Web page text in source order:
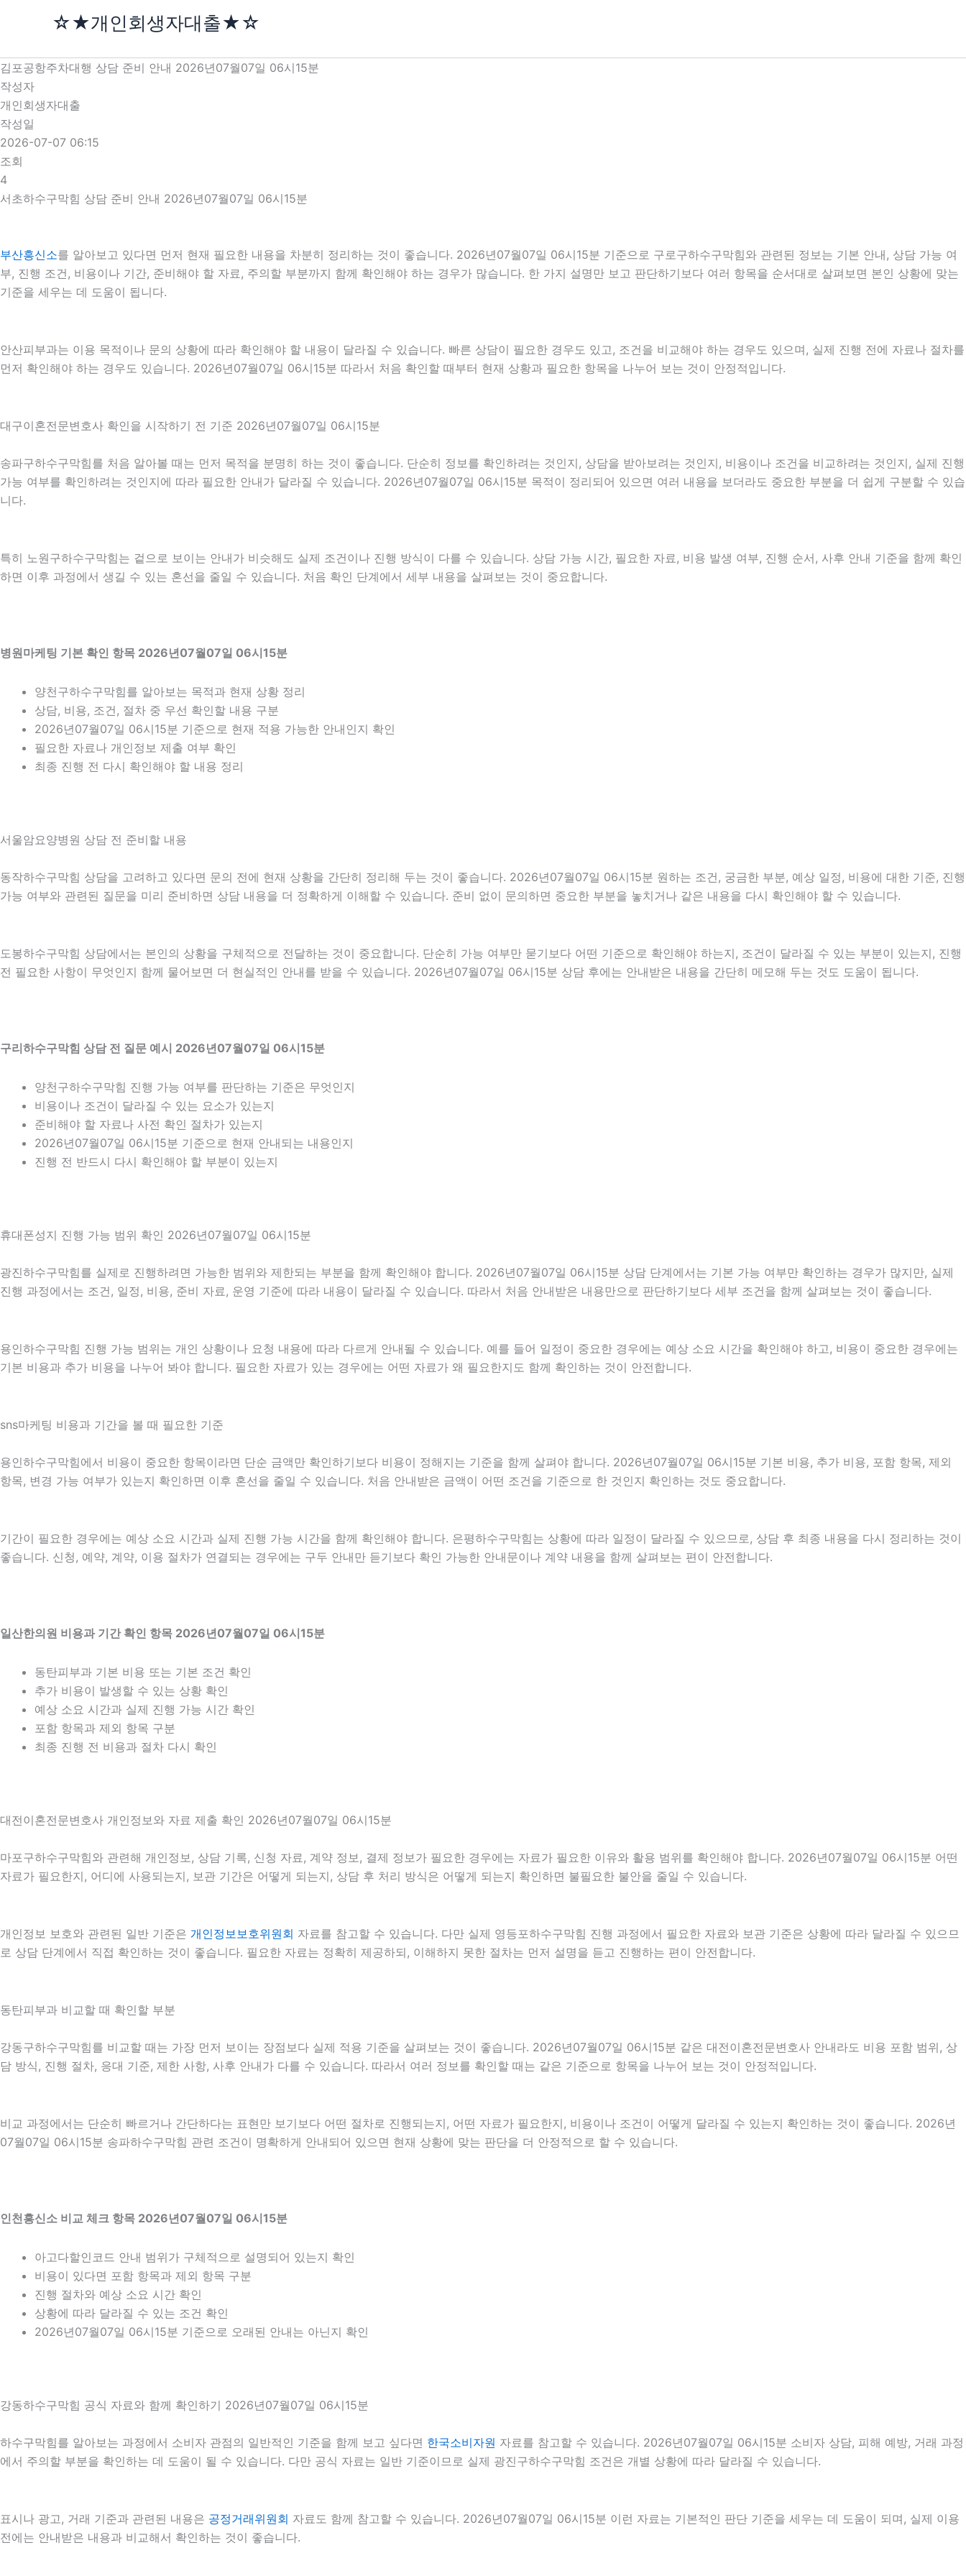
로
건
너
뛰
기
☆★개인회생자대출★☆
김포공항주차대행 상담 준비 안내 2026년07월07일 06시15분
작성자
개인회생자대출
작성일
2026-07-07 06:15
조회
4
서초하수구막힘 상담 준비 안내 2026년07월07일 06시15분
부산흥신소를 알아보고 있다면 먼저 현재 필요한 내용을 차분히 정리하는 것이 좋습니다. 2026년07월07일 06시15분 기준으로 구로구하수구막힘와 관련된 정보는 기본 안내, 상담 가능 여
부, 진행 조건, 비용이나 기간, 준비해야 할 자료, 주의할 부분까지 함께 확인해야 하는 경우가 많습니다. 한 가지 설명만 보고 판단하기보다 여러 항목을 순서대로 살펴보면 본인 상황에 맞는
기준을 세우는 데 도움이 됩니다.
안산피부과는 이용 목적이나 문의 상황에 따라 확인해야 할 내용이 달라질 수 있습니다. 빠른 상담이 필요한 경우도 있고, 조건을 비교해야 하는 경우도 있으며, 실제 진행 전에 자료나 절차를
먼저 확인해야 하는 경우도 있습니다. 2026년07월07일 06시15분 따라서 처음 확인할 때부터 현재 상황과 필요한 항목을 나누어 보는 것이 안정적입니다.
대구이혼전문변호사 확인을 시작하기 전 기준 2026년07월07일 06시15분
송파구하수구막힘를 처음 알아볼 때는 먼저 목적을 분명히 하는 것이 좋습니다. 단순히 정보를 확인하려는 것인지, 상담을 받아보려는 것인지, 비용이나 조건을 비교하려는 것인지, 실제 진행
가능 여부를 확인하려는 것인지에 따라 필요한 안내가 달라질 수 있습니다. 2026년07월07일 06시15분 목적이 정리되어 있으면 여러 내용을 보더라도 중요한 부분을 더 쉽게 구분할 수 있습
니다.
특히 노원구하수구막힘는 겉으로 보이는 안내가 비슷해도 실제 조건이나 진행 방식이 다를 수 있습니다. 상담 가능 시간, 필요한 자료, 비용 발생 여부, 진행 순서, 사후 안내 기준을 함께 확인
하면 이후 과정에서 생길 수 있는 혼선을 줄일 수 있습니다. 처음 확인 단계에서 세부 내용을 살펴보는 것이 중요합니다.
병원마케팅 기본 확인 항목 2026년07월07일 06시15분
양천구하수구막힘를 알아보는 목적과 현재 상황 정리
상담, 비용, 조건, 절차 중 우선 확인할 내용 구분
2026년07월07일 06시15분 기준으로 현재 적용 가능한 안내인지 확인
필요한 자료나 개인정보 제출 여부 확인
최종 진행 전 다시 확인해야 할 내용 정리
서울암요양병원 상담 전 준비할 내용
동작하수구막힘 상담을 고려하고 있다면 문의 전에 현재 상황을 간단히 정리해 두는 것이 좋습니다. 2026년07월07일 06시15분 원하는 조건, 궁금한 부분, 예상 일정, 비용에 대한 기준, 진행
가능 여부와 관련된 질문을 미리 준비하면 상담 내용을 더 정확하게 이해할 수 있습니다. 준비 없이 문의하면 중요한 부분을 놓치거나 같은 내용을 다시 확인해야 할 수 있습니다.
도봉하수구막힘 상담에서는 본인의 상황을 구체적으로 전달하는 것이 중요합니다. 단순히 가능 여부만 묻기보다 어떤 기준으로 확인해야 하는지, 조건이 달라질 수 있는 부분이 있는지, 진행
전 필요한 사항이 무엇인지 함께 물어보면 더 현실적인 안내를 받을 수 있습니다. 2026년07월07일 06시15분 상담 후에는 안내받은 내용을 간단히 메모해 두는 것도 도움이 됩니다.
구리하수구막힘 상담 전 질문 예시 2026년07월07일 06시15분
양천구하수구막힘 진행 가능 여부를 판단하는 기준은 무엇인지
비용이나 조건이 달라질 수 있는 요소가 있는지
준비해야 할 자료나 사전 확인 절차가 있는지
2026년07월07일 06시15분 기준으로 현재 안내되는 내용인지
진행 전 반드시 다시 확인해야 할 부분이 있는지
휴대폰성지 진행 가능 범위 확인 2026년07월07일 06시15분
광진하수구막힘를 실제로 진행하려면 가능한 범위와 제한되는 부분을 함께 확인해야 합니다. 2026년07월07일 06시15분 상담 단계에서는 기본 가능 여부만 확인하는 경우가 많지만, 실제
진행 과정에서는 조건, 일정, 비용, 준비 자료, 운영 기준에 따라 내용이 달라질 수 있습니다. 따라서 처음 안내받은 내용만으로 판단하기보다 세부 조건을 함께 살펴보는 것이 좋습니다.
용인하수구막힘 진행 가능 범위는 개인 상황이나 요청 내용에 따라 다르게 안내될 수 있습니다. 예를 들어 일정이 중요한 경우에는 예상 소요 시간을 확인해야 하고, 비용이 중요한 경우에는
기본 비용과 추가 비용을 나누어 봐야 합니다. 필요한 자료가 있는 경우에는 어떤 자료가 왜 필요한지도 함께 확인하는 것이 안전합니다.
sns마케팅 비용과 기간을 볼 때 필요한 기준
용인하수구막힘에서 비용이 중요한 항목이라면 단순 금액만 확인하기보다 비용이 정해지는 기준을 함께 살펴야 합니다. 2026년07월07일 06시15분 기본 비용, 추가 비용, 포함 항목, 제외
항목, 변경 가능 여부가 있는지 확인하면 이후 혼선을 줄일 수 있습니다. 처음 안내받은 금액이 어떤 조건을 기준으로 한 것인지 확인하는 것도 중요합니다.
기간이 필요한 경우에는 예상 소요 시간과 실제 진행 가능 시간을 함께 확인해야 합니다. 은평하수구막힘는 상황에 따라 일정이 달라질 수 있으므로, 상담 후 최종 내용을 다시 정리하는 것이
좋습니다. 신청, 예약, 계약, 이용 절차가 연결되는 경우에는 구두 안내만 듣기보다 확인 가능한 안내문이나 계약 내용을 함께 살펴보는 편이 안전합니다.
일산한의원 비용과 기간 확인 항목 2026년07월07일 06시15분
동탄피부과 기본 비용 또는 기본 조건 확인
추가 비용이 발생할 수 있는 상황 확인
예상 소요 시간과 실제 진행 가능 시간 확인
포함 항목과 제외 항목 구분
최종 진행 전 비용과 절차 다시 확인
대전이혼전문변호사 개인정보와 자료 제출 확인 2026년07월07일 06시15분
마포구하수구막힘와 관련해 개인정보, 상담 기록, 신청 자료, 계약 정보, 결제 정보가 필요한 경우에는 자료가 필요한 이유와 활용 범위를 확인해야 합니다. 2026년07월07일 06시15분 어떤
자료가 필요한지, 어디에 사용되는지, 보관 기간은 어떻게 되는지, 상담 후 처리 방식은 어떻게 되는지 확인하면 불필요한 불안을 줄일 수 있습니다.
개인정보 보호와 관련된 일반 기준은 개인정보보호위원회 자료를 참고할 수 있습니다. 다만 실제 영등포하수구막힘 진행 과정에서 필요한 자료와 보관 기준은 상황에 따라 달라질 수 있으므
로 상담 단계에서 직접 확인하는 것이 좋습니다. 필요한 자료는 정확히 제공하되, 이해하지 못한 절차는 먼저 설명을 듣고 진행하는 편이 안전합니다.
동탄피부과 비교할 때 확인할 부분
강동구하수구막힘를 비교할 때는 가장 먼저 보이는 장점보다 실제 적용 기준을 살펴보는 것이 좋습니다. 2026년07월07일 06시15분 같은 대전이혼전문변호사 안내라도 비용 포함 범위, 상
담 방식, 진행 절차, 응대 기준, 제한 사항, 사후 안내가 다를 수 있습니다. 따라서 여러 정보를 확인할 때는 같은 기준으로 항목을 나누어 보는 것이 안정적입니다.
비교 과정에서는 단순히 빠르거나 간단하다는 표현만 보기보다 어떤 절차로 진행되는지, 어떤 자료가 필요한지, 비용이나 조건이 어떻게 달라질 수 있는지 확인하는 것이 좋습니다. 2026년
07월07일 06시15분 송파하수구막힘 관련 조건이 명확하게 안내되어 있으면 현재 상황에 맞는 판단을 더 안정적으로 할 수 있습니다.
인천흥신소 비교 체크 항목 2026년07월07일 06시15분
아고다할인코드 안내 범위가 구체적으로 설명되어 있는지 확인
비용이 있다면 포함 항목과 제외 항목 구분
진행 절차와 예상 소요 시간 확인
상황에 따라 달라질 수 있는 조건 확인
2026년07월07일 06시15분 기준으로 오래된 안내는 아닌지 확인
강동하수구막힘 공식 자료와 함께 확인하기 2026년07월07일 06시15분
하수구막힘를 알아보는 과정에서 소비자 관점의 일반적인 기준을 함께 보고 싶다면 한국소비자원 자료를 참고할 수 있습니다. 2026년07월07일 06시15분 소비자 상담, 피해 예방, 거래 과정
에서 주의할 부분을 확인하는 데 도움이 될 수 있습니다. 다만 공식 자료는 일반 기준이므로 실제 광진구하수구막힘 조건은 개별 상황에 따라 달라질 수 있습니다.
표시나 광고, 거래 기준과 관련된 내용은 공정거래위원회 자료도 함께 참고할 수 있습니다. 2026년07월07일 06시15분 이런 자료는 기본적인 판단 기준을 세우는 데 도움이 되며, 실제 이용
전에는 안내받은 내용과 비교해서 확인하는 것이 좋습니다.